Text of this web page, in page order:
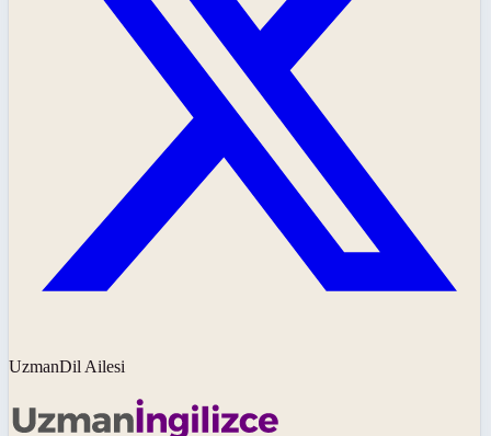
UzmanDil Ailesi